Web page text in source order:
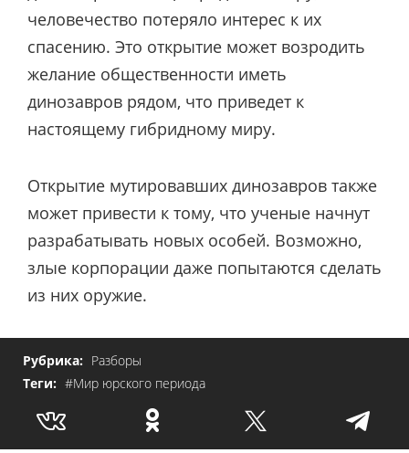
человечество потеряло интерес к их
спасению. Это открытие может возродить
желание общественности иметь
динозавров рядом, что приведет к
настоящему гибридному миру.
Открытие мутировавших динозавров также
может привести к тому, что ученые начнут
разрабатывать новых особей. Возможно,
злые корпорации даже попытаются сделать
из них оружие.
Рубрика: Разборы
Теги: #Мир юрского периода